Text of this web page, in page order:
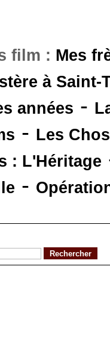
film : Mes
à Saint-
années -
- Les
: L'Héritage
-